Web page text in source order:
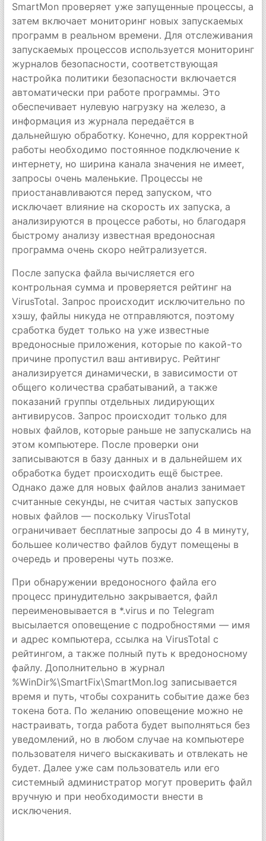
SmartMon проверяет уже запущенные процессы, а
затем включает мониторинг новых запускаемых
программ в реальном времени. Для отслеживания
запускаемых процессов используется мониторинг
журналов безопасности, соответствующая
настройка политики безопасности включается
автоматически при работе программы. Это
обеспечивает нулевую нагрузку на железо, а
информация из журнала передаётся в
дальнейшую обработку. Конечно, для корректной
работы необходимо постоянное подключение к
интернету, но ширина канала значения не имеет,
запросы очень маленькие. Процессы не
приостанавливаются перед запуском, что
исключает влияние на скорость их запуска, а
анализируются в процессе работы, но благодаря
быстрому анализу известная вредоносная
программа очень скоро нейтрализуется.
После запуска файла вычисляется его
контрольная сумма и проверяется рейтинг на
VirusTotal. Запрос происходит исключительно по
хэшу, файлы никуда не отправляются, поэтому
сработка будет только на уже известные
вредоносные приложения, которые по какой-то
причине пропустил ваш антивирус. Рейтинг
анализируется динамически, в зависимости от
общего количества срабатываний, а также
показаний группы отдельных лидирующих
антивирусов. Запрос происходит только для
новых файлов, которые раньше не запускались на
этом компьютере. После проверки они
записываются в базу данных и в дальнейшем их
обработка будет происходить ещё быстрее.
Однако даже для новых файлов анализ занимает
считанные секунды, не считая частых запусков
новых файлов — поскольку VirusTotal
ограничивает бесплатные запросы до 4 в минуту,
большее количество файлов будут помещены в
очередь и проверены чуть позже.
При обнаружении вредоносного файла его
процесс принудительно закрывается, файл
переименовывается в *.virus и по Telegram
высылается оповещение с подробностями — имя
и адрес компьютера, ссылка на VirusTotal с
рейтингом, а также полный путь к вредоносному
файлу. Дополнительно в журнал
%WinDir%\SmartFix\SmartMon.log записывается
время и путь, чтобы сохранить событие даже без
токена бота. По желанию оповещение можно не
настраивать, тогда работа будет выполняться без
уведомлений, но в любом случае на компьютере
пользователя ничего выскакивать и отвлекать не
будет. Далее уже сам пользователь или его
системный администратор могут проверить файл
вручную и при необходимости внести в
исключения.